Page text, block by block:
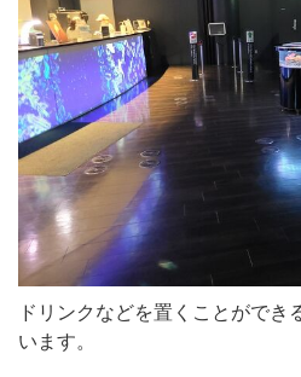
ドリンクなどを置くことができ
います。